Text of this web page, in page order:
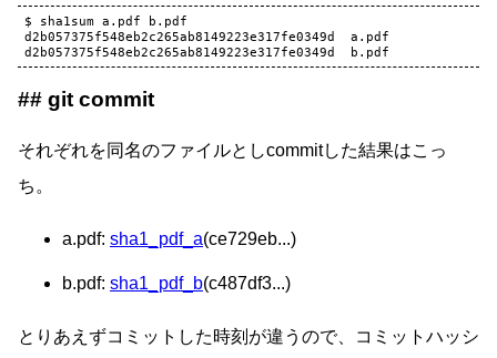
$ sha1sum a.pdf b.pdf
d2b057375f548eb2c265ab8149223e317fe0349d  a.pdf
git commit
それぞれを同名のファイルとしcommitした結果はこっ
ち。
a.pdf: sha1_pdf_a(ce729eb...)
b.pdf: sha1_pdf_b(c487df3...)
とりあえずコミットした時刻が違うので、コミットハッシ